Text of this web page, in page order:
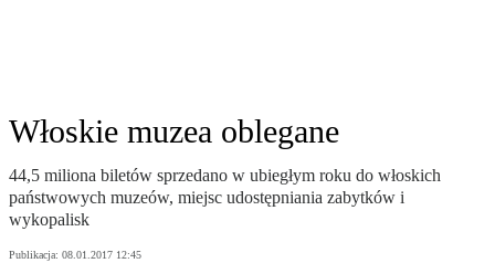
Włoskie muzea oblegane
44,5 miliona biletów sprzedano w ubiegłym roku do włoskich
państwowych muzeów, miejsc udostępniania zabytków i
wykopalisk
Publikacja: 08.01.2017 12:45